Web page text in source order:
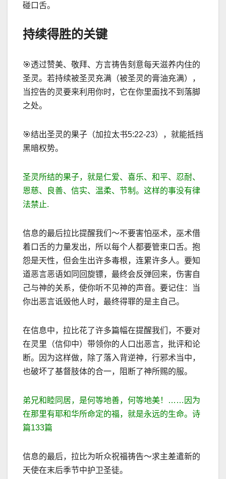
碰口舌。
持续得胜的关键
🎯透过赞美、敬拜、方言祷告刻意每天滋养内住的
圣灵。若持续被圣灵充满（被圣灵的膏油充满），
当控告的灵要来利用你时，它在你里面找不到落脚
之处。
🎯结出圣灵的果子（加拉太书5:22-23），就能抵挡
黑暗权势。
圣灵所结的果子，就是仁爱、喜乐、和平、忍耐、
恩慈、良善、信实、温柔、节制。这样的事没有律
法禁止.
信息的最后拉比提醒我们～不要害怕巫术，巫术借
着口舌的力量发出，所以每个人都要管束口舌。抱
怨是天性，但会生出许多毒根，连累许多人。要知
道恶言恶语如同回旋镖，最终会反弹回来，伤害自
己与神的关系，使你听不见神的声音。要记住：当
你出恶言诋毁他人时，最终得罪的是主自己。
在信息中，拉比花了许多篇幅在提醒我们，不要对
在灵里（信仰中）带领你的人口出恶言，批评和论
断。因为这样做，除了落入背逆神，行邪术当中，
也破坏了基督肢体的合一，阻断了神所赐的服。
弟兄和睦同居，是何等地善，何等地美！ …… 因为
在那里有耶和华所命定的福，就是永远的生命。诗
篇133篇
信息的最后，拉比为听众祝福祷告～求主差遣新的
天使在末后季节中护卫圣徒。